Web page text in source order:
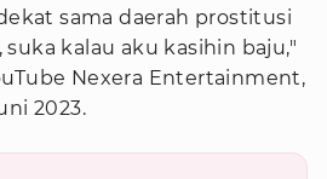
sama daerah prostitusi
kalau aku kasihin baju,"
Nexera Entertainment,
2023.